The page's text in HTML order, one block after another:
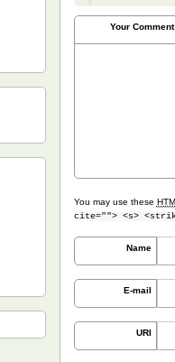
Your Comment
You may use these
cite=""> <s>
Name
E-mail
URI